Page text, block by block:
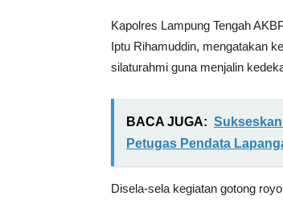
Kapolres Lampung Tengah
Iptu Rihamuddin, mengatakan
silaturahmi guna menjalin
BACA JUGA:
Petugas Pendata
Disela-sela kegiatan gotong